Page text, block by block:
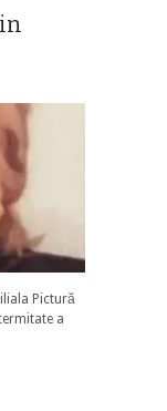
Pictură
a